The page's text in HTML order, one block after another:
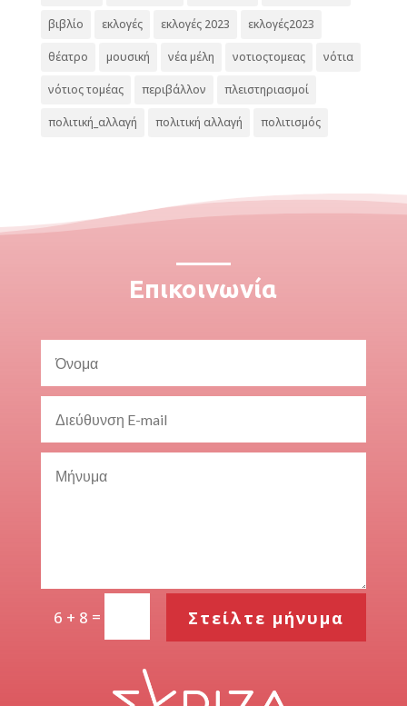
βιβλίο εκλογές εκλογές 2023 εκλογές2023
θέατρο μουσική νέα μέλη νοτιοςτομεας νότια
νότιος τομέας περιβάλλον πλειστηριασμοί
πολιτική_αλλαγή πολιτική αλλαγή πολιτισμός
Επικοινωνία
6 + 8 = Στείλτε μήνυμα